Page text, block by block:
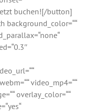
buchen![/button]
video_mp4=““
overlay_color=““